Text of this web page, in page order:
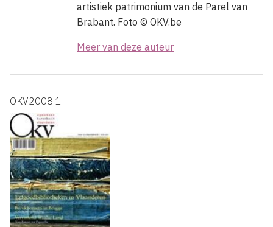
artistiek patrimonium van de Parel van
Brabant. Foto © OKV.be
Meer van deze auteur
OKV2008.1